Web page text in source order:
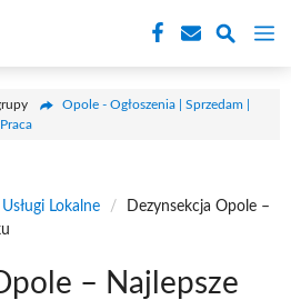
Opole - Ogłoszenia | Sprzedam |
Usługi Lokalne /
Dezynsekcja Opole –
– Najlepsze